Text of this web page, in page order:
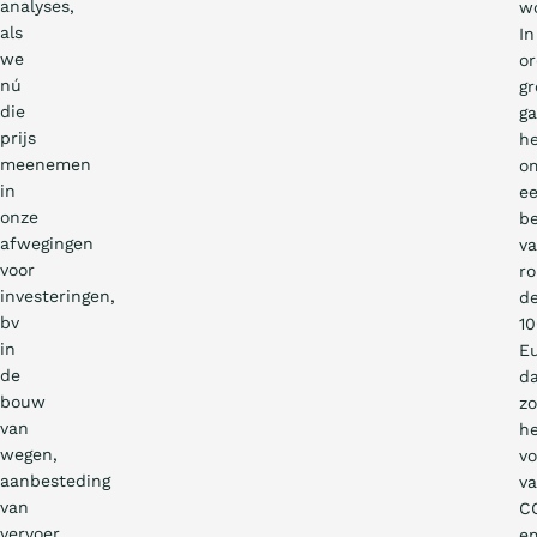
analyses,
als
we
nú
die
prijs
meenemen
in
onze
afwegingen
voor
investeringen,
bv
in
de
bouw
van
wegen,
aanbesteding
van
In